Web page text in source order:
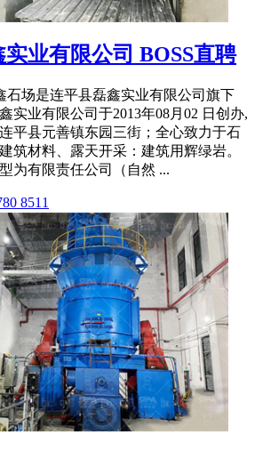
业有限公司 BOSS直聘
石场是连平县磊鑫实业有限公司旗下
实业有限公司于2013年08月02 日创办,
平县元善镇东园三街；全心致力于石
筑材料、露天开采：建筑用辉绿岩。
为有限责任公司（自然 ...
8511